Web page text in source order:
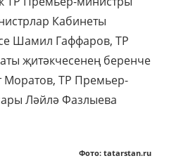
Кабинеты
Шамил Гаффаров, ТР
җитәкчесенең беренче
ТР Премьер-
Ләйлә Фазлыева
Фото: tatarstan.ru